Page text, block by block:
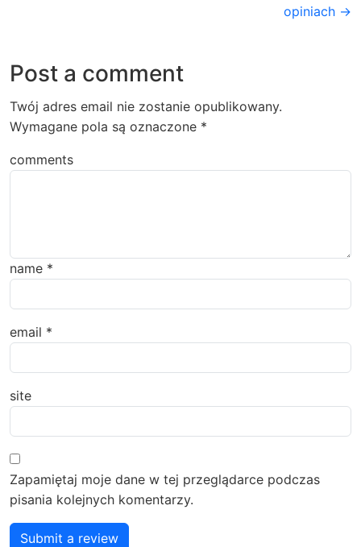
opiniach →
Post a comment
Twój adres email nie zostanie opublikowany.
Wymagane pola są oznaczone *
comments
name *
email *
site
Zapamiętaj moje dane w tej przeglądarce podczas
pisania kolejnych komentarzy.
Submit a review